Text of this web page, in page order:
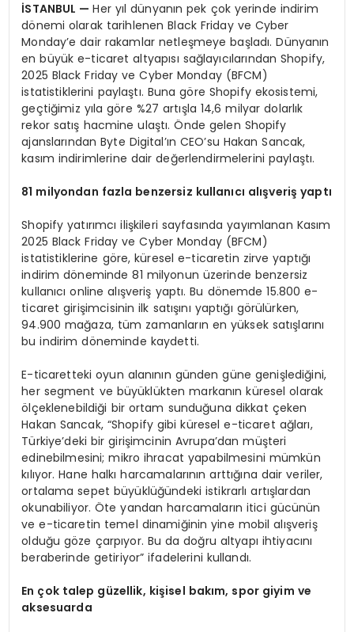
İSTANBUL —Her yıl dünyanın pek çok yerinde indirim
dönemi olarak tarihlenen Black Friday ve Cyber
Monday’e dair rakamlar netleşmeye başladı. Dünyanın
en büyük e-ticaret altyapısı sağlayıcılarından Shopify,
2025 Black Friday ve Cyber Monday (BFCM)
istatistiklerini paylaştı. Buna göre Shopify ekosistemi,
geçtiğimiz yıla göre %27 artışla 14,6 milyar dolarlık
rekor satış hacmine ulaştı. Önde gelen Shopify
ajanslarından Byte Digital’ın CEO’su Hakan Sancak,
kasım indirimlerine dair değerlendirmelerini paylaştı.
81 milyondan fazla benzersiz kullanıcı alışverişyaptı
Shopify yatırımcı ilişkileri sayfasında yayımlanan Kasım
2025 Black Friday ve Cyber Monday (BFCM)
istatistiklerine göre, küresel e-ticaretin zirve yaptığı
indirim döneminde 81 milyonun üzerinde benzersiz
kullanıcı online alışveriş yaptı. Bu dönemde 15.800 e-
ticaret girişimcisinin ilk satışını yaptığı görülürken,
94.900 mağaza, tüm zamanların en yüksek satışlarını
bu indirim döneminde kaydetti.
E-ticaretteki oyun alanının günden güne genişlediğini,
her segment ve büyüklükten markanın küresel olarak
ölçeklenebildiği bir ortam sunduğuna dikkat çeken
Hakan Sancak, “Shopify gibi küresel e-ticaret ağları,
Türkiye’deki bir girişimcinin Avrupa’dan müşteri
edinebilmesini; mikro ihracat yapabilmesini mümkün
kılıyor. Hane halkı harcamalarının arttığına dair veriler,
ortalama sepet büyüklüğündeki istikrarlı artışlardan
okunabiliyor. Öte yandan harcamaların itici gücünün
ve e-ticaretin temel dinamiğinin yine mobil alışveriş
olduğu göze çarpıyor. Bu da doğru altyapı ihtiyacını
beraberinde getiriyor” ifadelerini kullandı.
En çok talep güzellik, kişisel bakım, spor giyim ve
aksesuarda